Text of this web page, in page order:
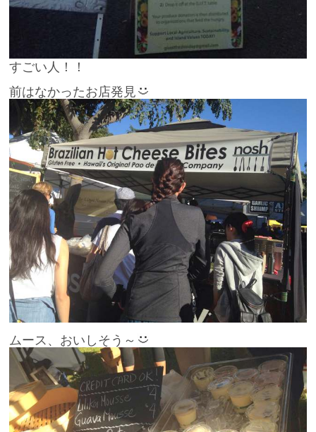
すごい人！！
前はなかったお店発見
ムース、おいしそう～